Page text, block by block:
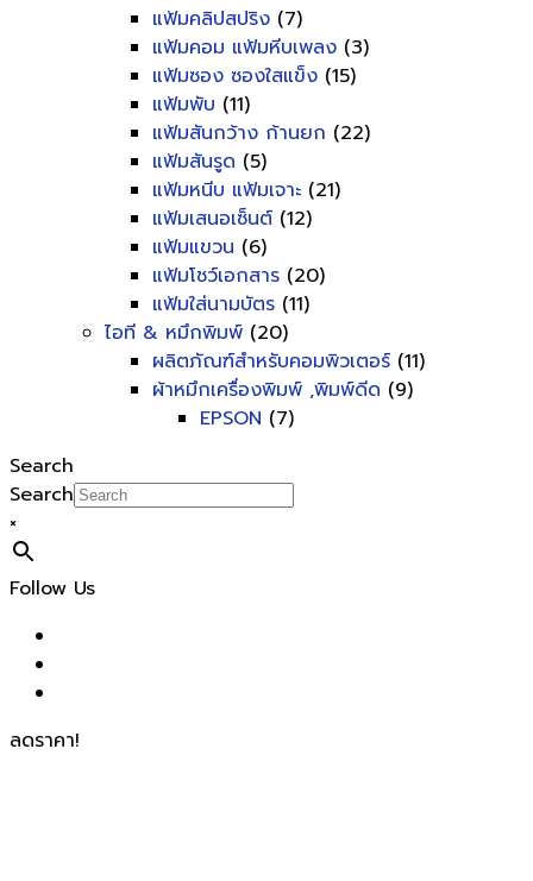
แฟ้มคลิปสปริง (7)
แฟ้มคอม แฟ้มหีบเพลง (3)
แฟ้มซอง ซองใสแข็ง (15)
แฟ้มพับ (11)
แฟ้มสันกว้าง ก้านยก (22)
แฟ้มสันรูด (5)
แฟ้มหนีบ แฟ้มเจาะ (21)
แฟ้มเสนอเซ็นต์ (12)
แฟ้มแขวน (6)
แฟ้มโชว์เอกสาร (20)
แฟ้มใส่นามบัตร (11)
ไอที & หมึกพิมพ์ (20)
ผลิตภัณฑ์สำหรับคอมพิวเตอร์ (11)
ผ้าหมึกเครื่องพิมพ์ ,พิมพ์ดีด (9)
EPSON (7)
Search
Search
×
Follow Us
ลดราคา!